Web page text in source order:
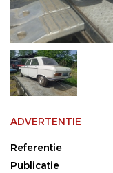
ADVERTENTIE
Referentie
Publicatie